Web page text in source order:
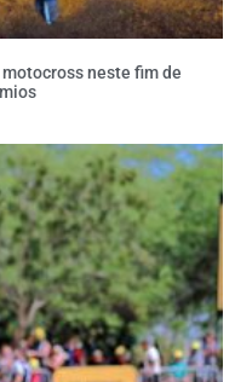
neste fim de